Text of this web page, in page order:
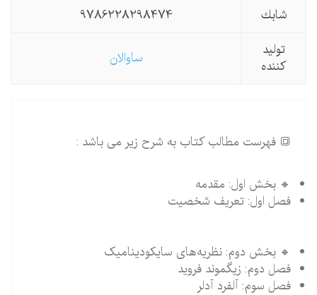
شابك
9786228298474
تولید
كننده
ساوالان
🔳 فهرست مطالب کتاب به شرح زیر می باشد :
🔸 بخش اول: مقدمه
فصل اول: تعریف شخصیت
🔸 بخش دوم: نظریه‌های سایکودینامیک
فصل دوم: زیگموند فروید
فصل سوم: آلفرد آدلر